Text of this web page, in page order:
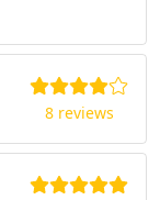
8 reviews